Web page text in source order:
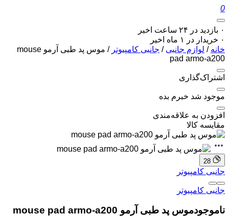
0
۰ بازدید در ۲۴ ساعت اخیر
۰ خریدار در ۱ ماه اخیر
خانه / لوازم جانبی / جانبی کامپیوتر
/ موس پد طبی آرمو mouse
pad armo-a200
اشتراک‌گذاری
موجود شد خبرم بده
افزودن به علاقه‌مندی
مقایسه کالا
28
جانبی کامپیوتر
جانبی کامپیوتر
ناموجودموس پد طبی آرمو mouse pad armo-a200